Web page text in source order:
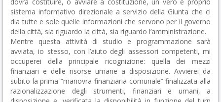
sistema informativo direzionale a servizio della Giunta che ci
dia tutte e sole quelle informazioni che servono per il governo
della città, sia riguardo la città, sia riguardo l’amministrazione.
Mentre questa attività di studio e programmazione sarà
avviata, io stesso, con l’aiuto degli assessori competenti, mi
occuperei della principale ricognizione: quella dei mezzi
finanziari e delle risorse umane a disposizione. Avvierei da
subito la prima “manovra finanziaria comunale” finalizzata alla
razionalizzazione degli strumenti, finanziari e umani, a